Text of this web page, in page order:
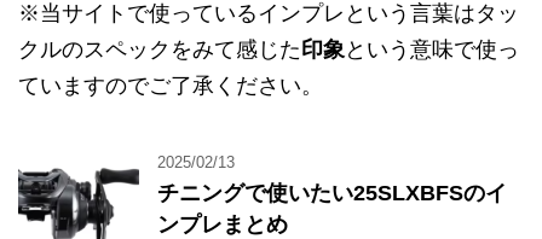
※当サイトで使っているインプレという言葉はタッ
クルのスペックをみて感じた印象という意味で使っ
ていますのでご了承ください。
2025/02/13
チニングで使いたい25SLXBFSのイ
ンプレまとめ